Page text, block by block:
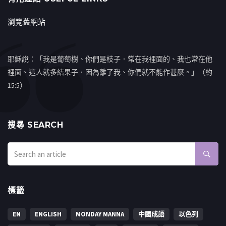
瀏覽舊網站
耶穌說：「我是葡萄樹、你們是枝子．常在我裡面的、我也常在他
裡面、這人就多結果子．因為離了我、你們就不能作甚麼。」（約
15:5）
搜㝷 SEARCH
標籤
EN ENGLISH MONDAY MANNA 中國成語
以色列